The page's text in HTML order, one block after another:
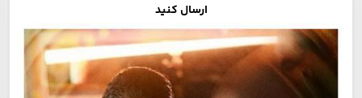
ارسال کنید